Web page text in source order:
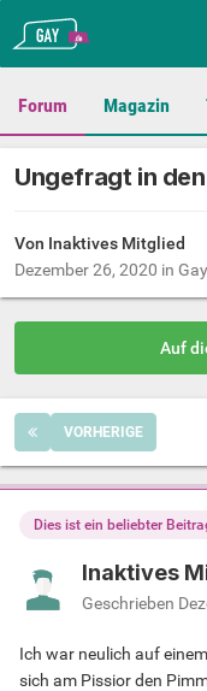
Gay.de
Forum Magazin
Ungefragt in
Von Inaktives Mitglied
Dezember 26, 2020 in
Auf
VORHERIGE
Dies ist ein beliebter
Inaktives
Geschrieben
Ich war neulich auf
sich am Pissior den